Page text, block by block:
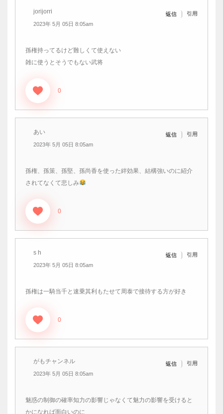
jorijorri
2023年 5月 05日 8:05am
返信 引用
孫権持ってるけど難しくて使えない
雑に使うとそうでもない武将
0
あい
2023年 5月 05日 8:05am
返信 引用
孫権、孫策、孫堅、孫尚香を使った絆効果、結構強いのに紹介
されてなくて悲しみ
0
s h
2023年 5月 05日 8:05am
返信 引用
孫権は一騎当千と速乗其利もたせて周泰で接待する方が好き
0
がもチャンネル
2023年 5月 05日 8:05am
返信 引用
魅惑の制御の確率知力の影響じゃなくて魅力の影響を受けると
かになれば面白いのに